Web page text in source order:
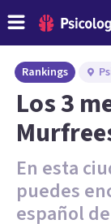
Rankings
Los 3
En esta
puedes
español